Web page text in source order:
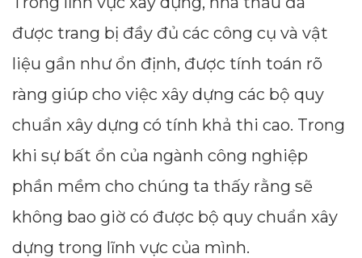
được trang bị đầy đủ các công cụ và vật
liệu gần như ổn định, được tính toán rõ
ràng giúp cho việc xây dựng các bộ quy
chuẩn xây dựng có tính khả thi cao. Trong
khi sự bất ổn của ngành công nghiệp
phần mềm cho chúng ta thấy rằng sẽ
không bao giờ có được bộ quy chuẩn xây
dựng trong lĩnh vực của mình.
--
Average CTR